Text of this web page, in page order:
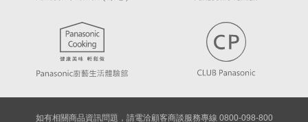
如有相關商品資訊問題，請電洽顧客商談服務專線 0800-098-800